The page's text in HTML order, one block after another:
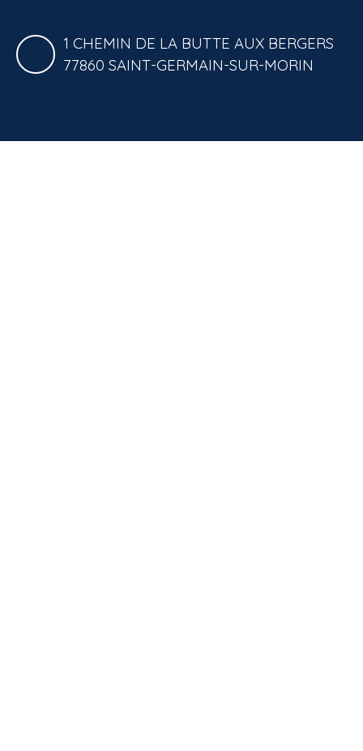
1 CHEMIN DE LA BUTTE AUX BERGERS
77860 SAINT-GERMAIN-SUR-MORIN